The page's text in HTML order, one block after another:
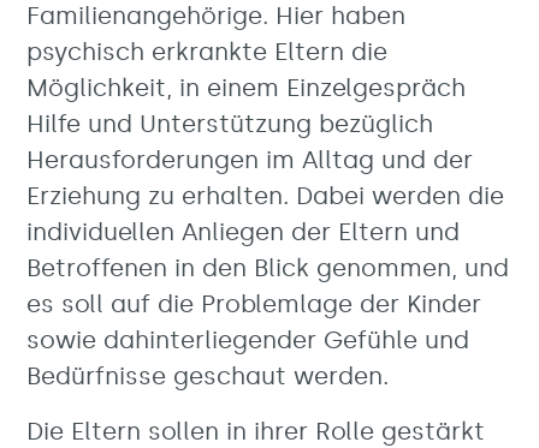
Familienangehörige. Hier haben
psychisch erkrankte Eltern die
Möglichkeit, in einem Einzelgespräch
Hilfe und Unterstützung bezüglich
Herausforderungen im Alltag und der
Erziehung zu erhalten. Dabei werden die
individuellen Anliegen der Eltern und
Betroffenen in den Blick genommen, und
es soll auf die Problemlage der Kinder
sowie dahinterliegender Gefühle und
Bedürfnisse geschaut werden.
Die Eltern sollen in ihrer Rolle gestärkt